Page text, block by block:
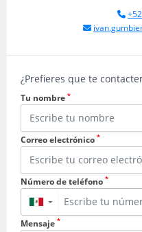
¿Prefieres que te
Tu nombre *
Correo electrónico *
Número de teléfono *
▼
Mensaje *